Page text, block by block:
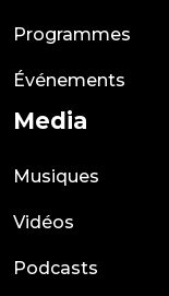
Programmes
Événements
Media
Musiques
Vidéos
Podcasts